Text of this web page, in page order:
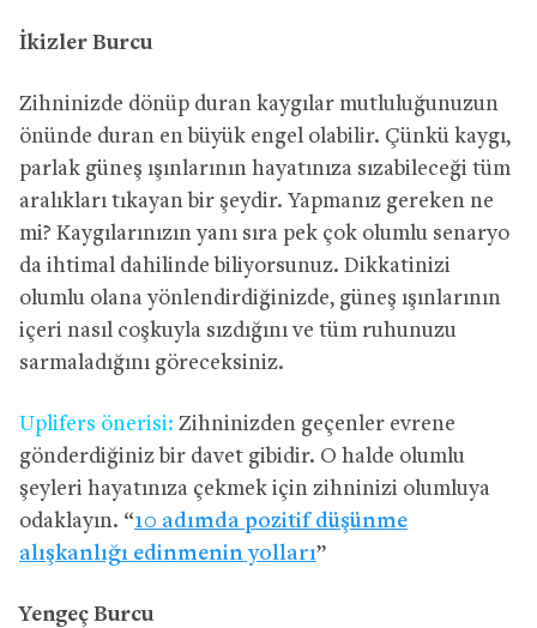
İkizler Burcu
Zihninizde dönüp duran kaygılar mutluluğunuzun
önünde duran en büyük engel olabilir. Çünkü kaygı,
parlak güneş ışınlarının hayatınıza sızabileceği tüm
aralıkları tıkayan bir şeydir. Yapmanız gereken ne
mi? Kaygılarınızın yanı sıra pek çok olumlu senaryo
da ihtimal dahilinde biliyorsunuz. Dikkatinizi
olumlu olana yönlendirdiğinizde, güneş ışınlarının
içeri nasıl coşkuyla sızdığını ve tüm ruhunuzu
sarmaladığını göreceksiniz.
Uplifers önerisi: Zihninizden geçenler evrene
gönderdiğiniz bir davet gibidir. O halde olumlu
şeyleri hayatınıza çekmek için zihninizi olumluya
odaklayın. “10 adımda pozitif düşünme
alışkanlığı edinmenin yolları”
Yengeç Burcu